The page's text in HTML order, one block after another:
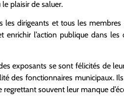
le plaisir de saluer.
les dirigeants et tous les
l’action publique dans les
exposants se sont félicités de
des fonctionnaires municipaux.
souvent leur manque